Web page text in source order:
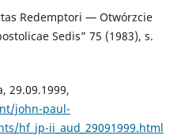
Redemptori — Otwórzcie
Sedis” 75 (1983), s.
29.09.1999,
john-paul-
hf_jp-ii_aud_29091999.html